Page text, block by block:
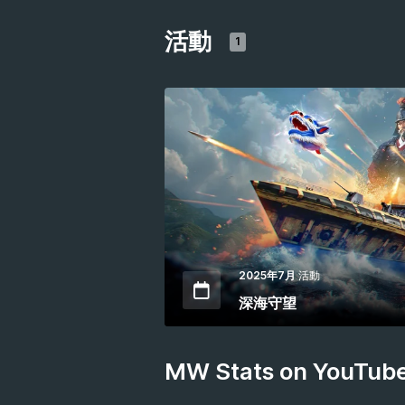
活動 1
2025年7月 活動
深海守望
MW Stats on